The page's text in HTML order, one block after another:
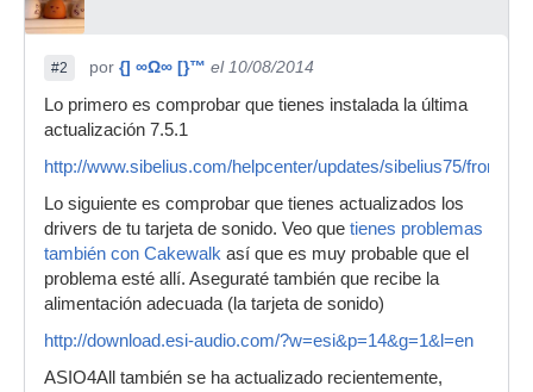
#2 por {] ∞Ω∞ [}™ el 10/08/2014
Lo primero es comprobar que tienes instalada la última
actualización 7.5.1
http://www.sibelius.com/helpcenter/updates/sibelius75/
Lo siguiente es comprobar que tienes actualizados los
drivers de tu tarjeta de sonido. Veo que tienes problemas
también con Cakewalk así que es muy probable que el
problema esté allí. Aseguraté también que recibe la
alimentación adecuada (la tarjeta de sonido)
http://download.esi-audio.com/?w=esi&p=14&g=1&l=en
ASIO4All también se ha actualizado recientemente,